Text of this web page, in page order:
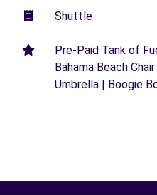
Shuttle
Pre-Paid Tank of
Bahama Beach
Umbrella | Boogie